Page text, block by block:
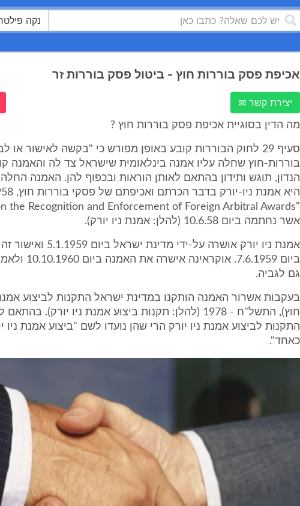
נקה
אכיפת פסק בוררות חוץ - ביטול פסק בוררות זר
יצירת קשר ✉
מה הדין בסוגיית אכיפת פסק בוררות חוץ ?
סעיף 29 לחוק הבוררות קובע באופן מפורש כי "בקשה לאישור
בוררות-חוץ שחלה עליו אמנה בינלאומית שישראל צד לה והאמנה
הנדון, תוגש ותידון בהתאם לאותן הוראות ובכפוף להן. האמנה
אשר נחתמה ביום 10.6.58 (להלן: אמנת ניו יורק).
אמנת ניו יורק אושרה על-
ביום 7.6.1959.
גם לגביה.
בעקבות אשרור האמנה הותקנו במדינת ישראל התקנות לביצוע אמנת
התקנות לביצוע אמנת ניו יורק הרי שהן נועדו לשם "ביצוע אמנת ניו
כאחד".